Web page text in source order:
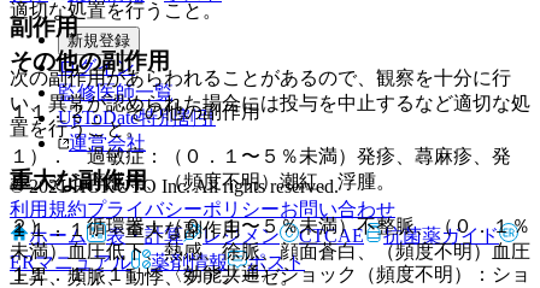
適切な処置を行うこと。
その他の副作用
１１．２． その他の副作用
１）． 過敏症：（０．１〜５％未満）発疹、蕁麻疹、発
赤、そう痒感等、（頻度不明）潮紅、浮腫。
２）． 循環器：（０．１〜５％未満）不整脈、（０．１％
未満）血圧低下、熱感、徐脈、顔面蒼白、（頻度不明）血圧
上昇、頻脈、動悸、チアノーゼ。
副作用
次の副作用があらわれることがあるので、観察を十分に行
い、異常が認められた場合には投与を中止するなど適切な処
置を行うこと。
重大な副作用
１１．１． 重大な副作用
１１．１．１． 〈効能共通〉ショック（頻度不明）：ショ
新規登録
ログイン
監修医師一覧
UpToDate特別割引
運営会社
© 2021 HOKUTO Inc. All rights reserved.
利用規約プライバシーポリシーお問い合わせ
ホーム
表・計算 レジメン CTCAE
抗菌薬ガイド
ERマニュアル
薬剤情報 ポスト